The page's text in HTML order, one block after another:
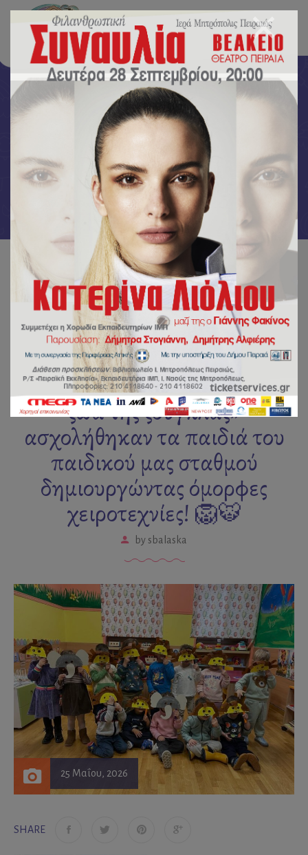
Νέα-Δράσεις
Αρχική Νέα-Δράσεις
Με την θεματική ενότητα «Τα ζώα της ζούγκλας» ασχολήθηκαν τα
παιδιά του παιδικού μας σταθμού δημιουργώντας όμορφες
χειροτεχνίες! 🦁🐯
Με την θεματική ενότητα «Τα
ζώα της ζούγκλας»
ασχολήθηκαν τα παιδιά του
παιδικού μας σταθμού
δημιουργώντας όμορφες
χειροτεχνίες! 🦁🐯
by sbalaska
25 Μαΐου, 2026
SHARE